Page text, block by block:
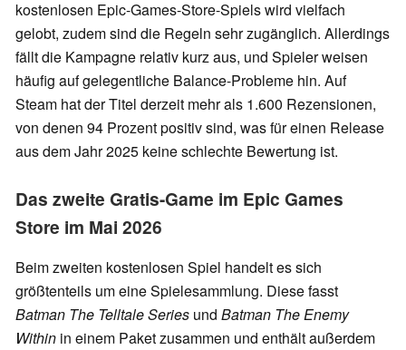
kostenlosen Epic-Games-Store-Spiels wird vielfach
gelobt, zudem sind die Regeln sehr zugänglich. Allerdings
fällt die Kampagne relativ kurz aus, und Spieler weisen
häufig auf gelegentliche Balance-Probleme hin. Auf
Steam hat der Titel derzeit mehr als 1.600 Rezensionen,
von denen 94 Prozent positiv sind, was für einen Release
aus dem Jahr 2025 keine schlechte Bewertung ist.
Das zweite Gratis-Game im Epic Games
Store im Mai 2026
Beim zweiten kostenlosen Spiel handelt es sich
größtenteils um eine Spielesammlung. Diese fasst
Batman The Telltale Series und Batman The Enemy
Within in einem Paket zusammen und enthält außerdem